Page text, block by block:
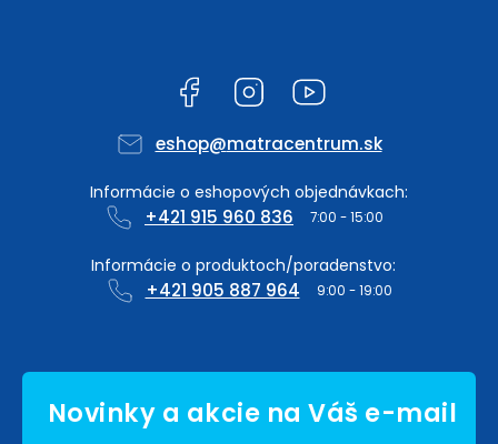
Facebook Instagram
eshop@matracentrum.sk
+421 915 960 836
+421 905 887 964